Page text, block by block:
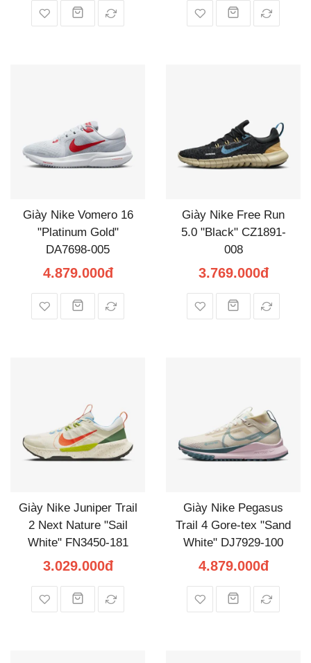
Giày Nike Vomero 16
"Platinum Gold"
DA7698-005
4.879.000đ
Giày Nike Free Run
5.0 "Black" CZ1891-
008
3.769.000đ
Giày Nike Juniper Trail
2 Next Nature "Sail
White" FN3450-181
3.029.000đ
Giày Nike Pegasus
Trail 4 Gore-tex "Sand
White" DJ7929-100
4.879.000đ